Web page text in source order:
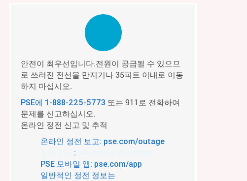
안전이 최우선입니다.전원이 공급될 수 있으므
로 쓰러진 전선을 만지거나 35피트 이내로 이동
하지 마십시오.
PSE에 1-888-225-5773 또는 911로 전화하여
문제를 신고하십시오.
온라인 정전 신고 및 추적
온라인 정전 보고: pse.com/outage
:
PSE 모바일 앱: pse.com/app
일반적인 정전 정보는